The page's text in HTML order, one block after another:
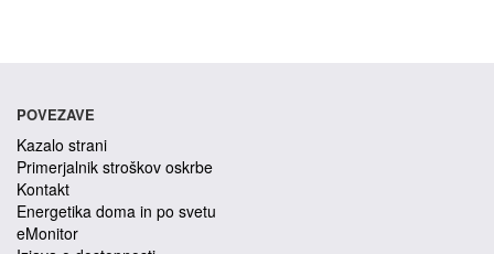
POVEZAVE
Kazalo strani
Primerjalnik stroškov oskrbe
Kontakt
Energetika doma in po svetu
eMonitor